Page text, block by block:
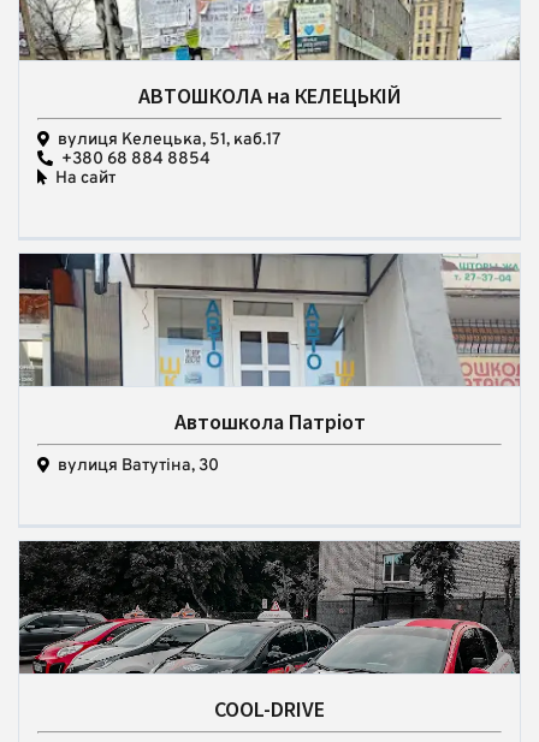
АВТОШКОЛА на КЕЛЕЦЬКІЙ
вулиця Келецька, 51, каб.17
+380 68 884 8854
На сайт
Автошкола Патріот
вулиця Ватутіна, 30
COOL-DRIVE